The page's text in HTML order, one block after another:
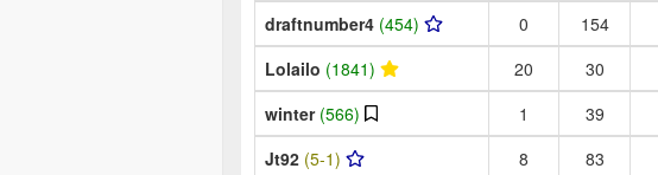
draftnumber4 (454) 0 154
Lolailo (1841) 20 30
winter (566) 1 39
Jt92 (5-1) 8 83